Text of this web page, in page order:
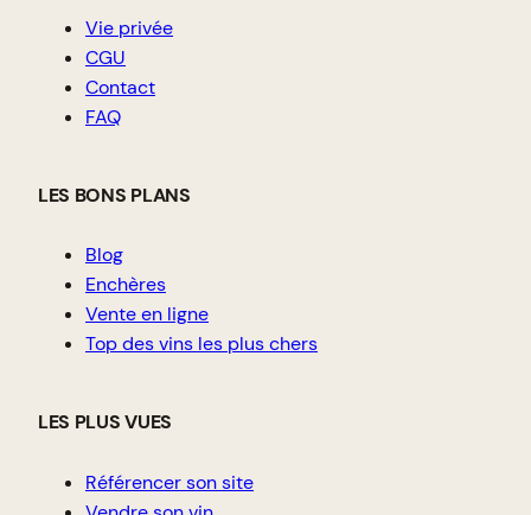
Vie privée
CGU
Contact
FAQ
LES BONS PLANS
Blog
Enchères
Vente en ligne
Top des vins les plus chers
LES PLUS VUES
Référencer son site